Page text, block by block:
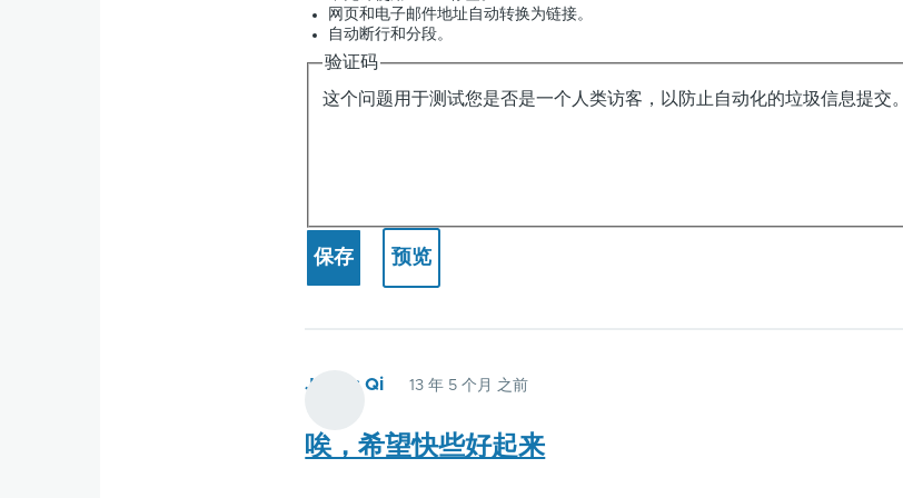
网页和电子邮件地址自动转换为链接。
自动断行和分段。
验证码
这个问题用于测试您是否是一个人类访客，以防止自动化的垃圾信息提交。
James Qi 13 年 5 个月 之前
唉，希望快些好起来